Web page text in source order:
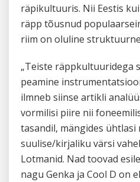
räpikultuuris. Nii Eestis
räpp tõusnud
riim on oluline
„Teiste räpp­kultuuridega
peamine
ilmneb siinse artikli
vormilisi piire nii
tasandil, mängides ühtlasi
suulise/kirjaliku värsi
Lotmanid. Nad toovad
nagu Genka ja Cool D on